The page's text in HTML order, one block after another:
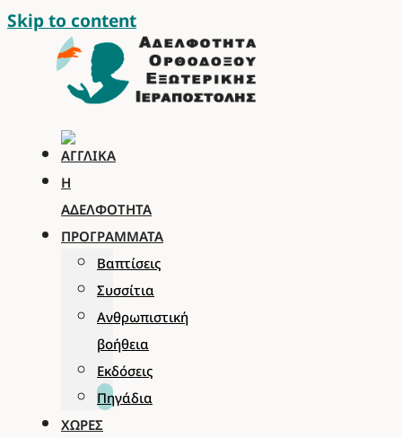
Skip to content
Η
ΑΔΕΛΦΌΤΗΤΑ
ΠΡΟΓΡΆΜΜΑΤΑ
Βαπτίσεις
Συσσίτια
Ανθρωπιστική
βοήθεια
Εκδόσεις
Πηγάδια
ΧΏΡΕΣ